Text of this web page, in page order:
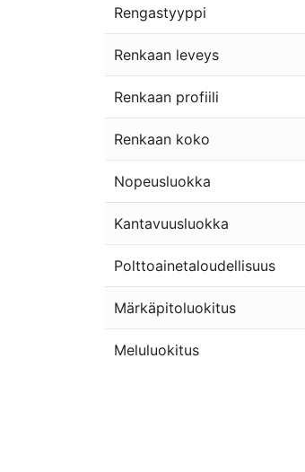
Rengastyyppi
Renkaan leveys
Renkaan profiili
Renkaan koko
Nopeusluokka
Kantavuusluokka
Polttoainetaloudellisuus
Märkäpitoluokitus
Meluluokitus